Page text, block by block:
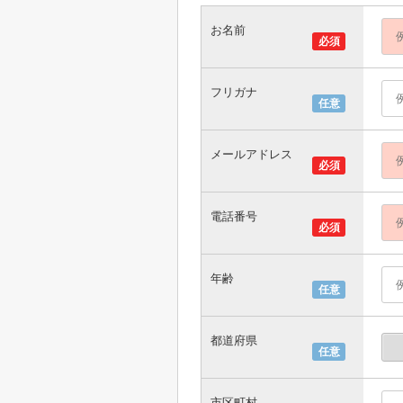
必須
お名前
任意
フリガナ
必須
メールアドレス
必須
電話番号
任意
年齢
任意
都道府県